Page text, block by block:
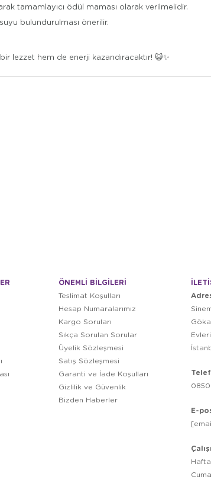
tamamlayıcı ödül maması olarak verilmelidir.
bulundurulması önerilir.
lezzet hem de enerji kazandıracaktır! 😺✨
ÖNEMLİ BİLGİLERİ
Teslimat Koşulları
Hesap Numaralarımız
Kargo Soruları
Sıkça Sorulan Sorular
Üyelik Sözleşmesi
Satış Sözleşmesi
Garanti ve İade Koşulları
Gizlilik ve Güvenlik
Bizden Haberler
0850
E-